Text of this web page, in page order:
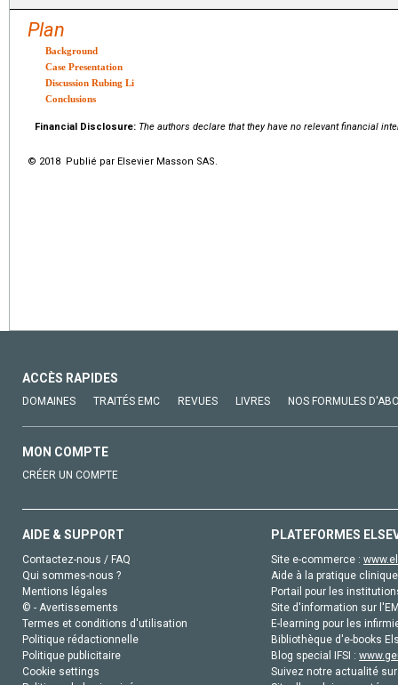
Plan
Background
Case Presentation
Discussion Rubing Li
Conclusions
Financial Disclosure: The authors declare that they have no relevant financial
© 2018 Publié par Elsevier Masson SAS.
ACCÈS RAPIDES
DOMAINES TRAITÉS EMC REVUES LIVRES NOS FORMULES
MON COMPTE
CRÉER UN COMPTE
AIDE & SUPPORT
Contactez-nous / FAQ
Qui sommes-nous ?
Mentions légales
© - Avertissements
Termes et conditions d'utilisation
Politique rédactionnelle
Politique publicitaire
Cookie settings
PLATEFORMES
Site e-commerce :
Aide à la pratique
Portail pour les
Site d'information sur
E-learning pour les
Bibliothèque d'e-books
Blog special IFSI :
Suivez notre actualité